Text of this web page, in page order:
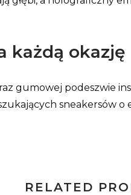
każdą okazję
gumowej podeszwie
sneakersów
RELATED